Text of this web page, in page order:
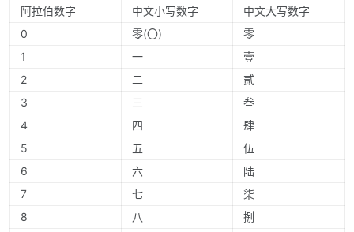
阿拉伯数字 中文小写数字
中文大写数字
0
零(〇)
零
1
一
壹
2
二
贰
3
三
叁
4
四
肆
5
五
伍
6
六
陆
7
七
柒
8
八
捌